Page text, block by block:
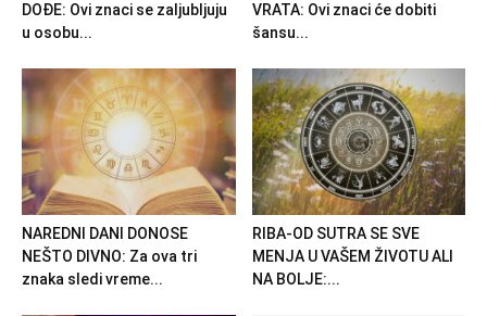
DOĐE: Ovi znaci se zaljubljuju
u osobu...
VRATA: Ovi znaci će dobiti
šansu...
NAREDNI DANI DONOSE
NEŠTO DIVNO: Za ova tri
znaka sledi vreme...
RIBA-OD SUTRA SE SVE
MENJA U VAŠEM ŽIVOTU ALI
NA BOLJE:...